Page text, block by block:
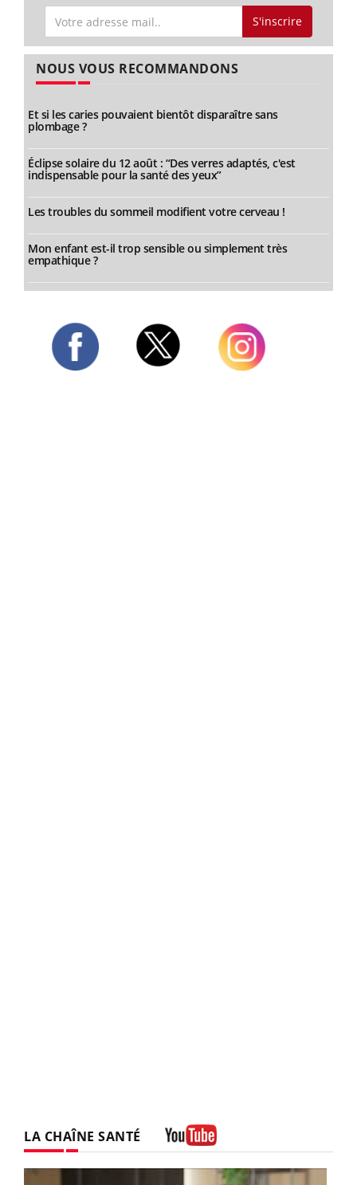
S'inscrire
NOUS VOUS RECOMMANDONS
Et si les caries pouvaient bientôt disparaître sans
plombage ?
Éclipse solaire du 12 août : “Des verres adaptés, c'est
indispensable pour la santé des yeux”
Les troubles du sommeil modifient votre cerveau !
Mon enfant est-il trop sensible ou simplement très
empathique ?
LA CHAÎNE SANTÉ